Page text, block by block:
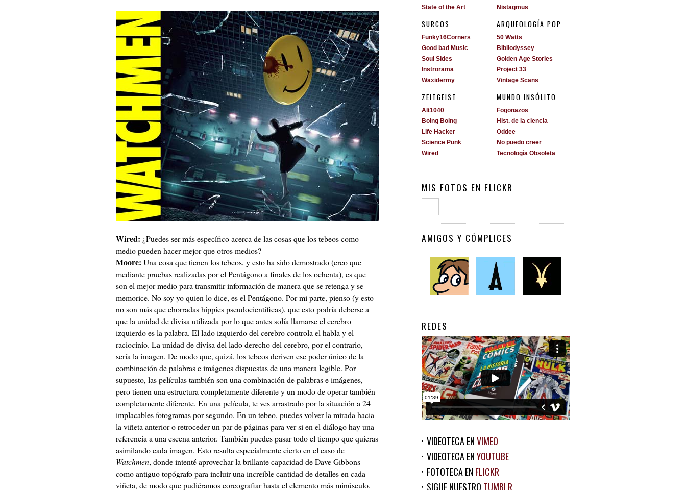
Wired: ¿Puedes ser más específico acerca de las cosas que los tebeos como
medio pueden hacer mejor que otros medios?
Moore: Una cosa que tienen los tebeos, y esto ha sido demostrado (creo que
mediante pruebas realizadas por el Pentágono a finales de los ochenta), es que
son el mejor medio para transmitir información de manera que se retenga y se
memorice. No soy yo quien lo dice, es el Pentágono. Por mi parte, pienso (y esto
no son más que chorradas hippies pseudocientíficas), que esto podría deberse a
que la unidad de divisa utilizada por lo que antes solía llamarse el cerebro
izquierdo es la palabra. El lado izquierdo del cerebro controla el habla y el
raciocinio. La unidad de divisa del lado derecho del cerebro, por el contrario,
sería la imagen. De modo que, quizá, los tebeos deriven ese poder único de la
combinación de palabras e imágenes dispuestas de una manera legible. Por
supuesto, las películas también son una combinación de palabras e imágenes,
pero tienen una estructura completamente diferente y un modo de operar también
completamente diferente. En una película, te ves arrastrado por la situación a 24
implacables fotogramas por segundo. En un tebeo, puedes volver la mirada hacia
la viñeta anterior o retroceder un par de páginas para ver si en el diálogo hay una
referencia a una escena anterior. También puedes pasar todo el tiempo que quieras
asimilando cada imagen. Esto resulta especialmente cierto en el caso de
Watchmen, donde intenté aprovechar la brillante capacidad de Dave Gibbons
como antiguo topógrafo para incluir una increíble cantidad de detalles en cada
viñeta, de modo que pudiéramos coreografiar hasta el elemento más minúsculo.
State of the Art
SURCOS
Funky16Corners
Good bad Music
Soul Sides
Instrorama
Waxidermy
ZEITGEIST
Alt1040
Boing Boing
Life Hacker
Science Punk
Wired
Nistagmus
ARQUEOLOGÍA POP
50 Watts
Bibliodyssey
Golden Age Stories
Project 33
Vintage Scans
MUNDO INSÓLITO
Fogonazos
Hist. de la ciencia
Oddee
No puedo creer
Tecnología Obsoleta
MIS FOTOS EN FLICKR
AMIGOS Y CÓMPLICES
REDES
VIDEOTECA ENVIMEO
VIDEOTECA ENYOUTUBE
FOTOTECA EN FLICKR
SIGUE NUESTRO TUMBLR